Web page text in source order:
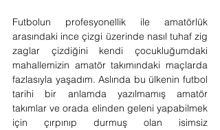
Futbolun profesyonellik ile amatörlük
arasındaki ince çizgi üzerinde nasıl tuhaf zig
zaglar çizdiğini kendi çocukluğumdaki
mahallemizin amatör takımındaki maçlarda
fazlasıyla yaşadım. Aslında bu ülkenin futbol
tarihi bir anlamda yazılmamış amatör
takımlar ve orada elinden geleni yapabilmek
için çırpınıp durmuş olan isimsiz